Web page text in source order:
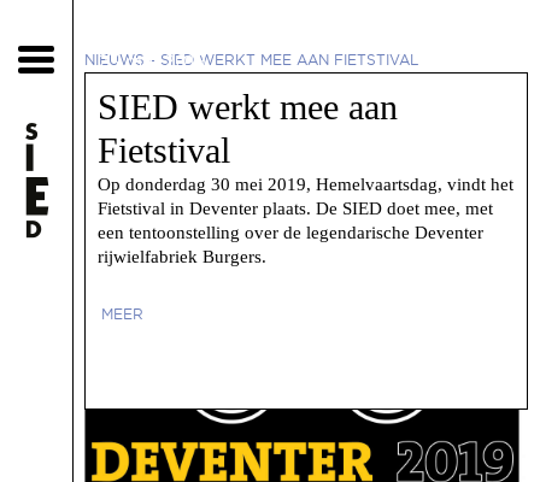
NIEUWS - SIED WERKT MEE AAN FIETSTIVAL
23 mei 2019
SIED werkt mee aan
Fietstival
Op donderdag 30 mei 2019, Hemelvaartsdag, vindt het
Fietstival in Deventer plaats. De SIED doet mee, met
een tentoonstelling over de legendarische Deventer
rijwielfabriek Burgers.
MEER